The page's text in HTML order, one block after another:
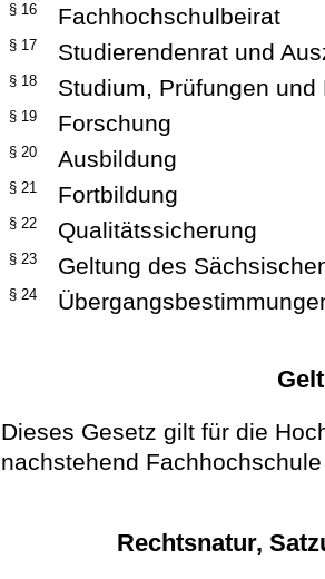
§ 16 Fachhochschulbeirat
§ 17 Studierendenrat und
§ 18 Studium, Prüfungen
§ 19 Forschung
§ 20 Ausbildung
§ 21 Fortbildung
§ 22 Qualitätssicherung
§ 23 Geltung des
§ 24
Dieses Gesetz gilt für die
nachstehend
Rechtsnatur,